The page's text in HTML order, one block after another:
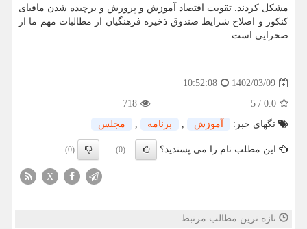
مشکل کردند. تقویت اقتصاد آموزش و پرورش و برچیده شدن مافیای
کنکور و اصلاح شرایط صندوق ذخیره فرهنگیان از مطالبات مهم ما از
صحرایی است.
1402/03/09
10:52:08
0.0
/
5
718
تگهای خبر:
آموزش , برنامه , مجلس
این مطلب نام را می پسندید؟ (0)
(0)
X
تازه ترین مطالب مرتبط